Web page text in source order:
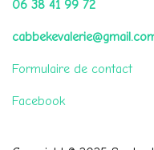
06 38 41 99 72
Formulaire de contact
Facebook